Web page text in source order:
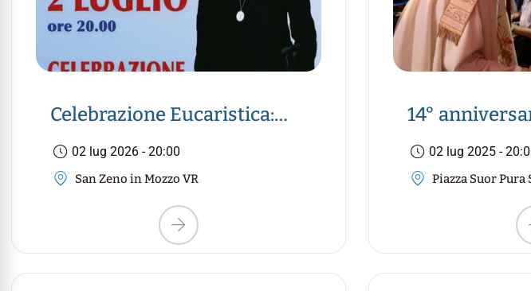
Celebrazione Eucaristica:
Pagani
02 lug 2026 - 20:00
San Zeno in Mozzo VR
14°
02 lug 2025 -
Piazza Suor Pura